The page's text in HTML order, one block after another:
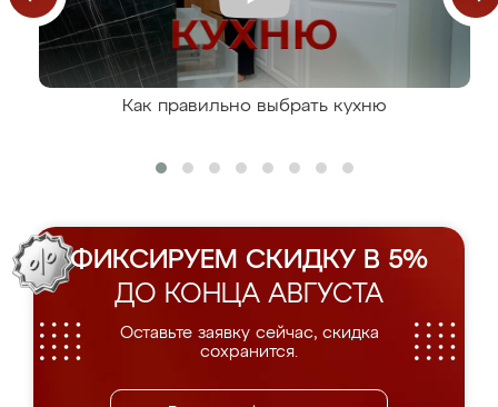
Как правильно выбрать кухню
ФИКСИРУЕМ СКИДКУ В 5%
ДО КОНЦА АВГУСТА
Оставьте заявку сейчас, скидка
сохранится.